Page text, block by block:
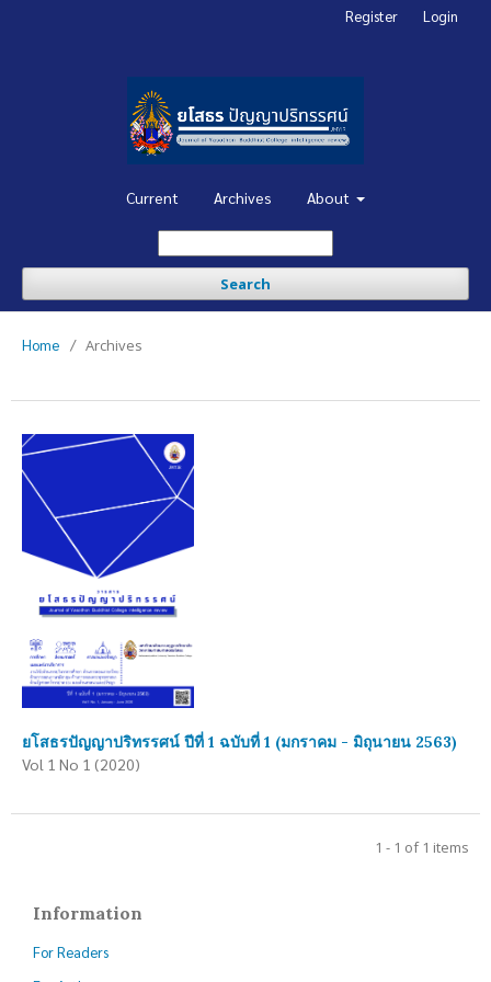
Current Archives About
Search
Register Login
Home / Archives
ยโสธรปัญญาปริทรรศน์ ปีที่ 1 ฉบับที่ 1 (มกราคม - มิถุนายน 2563)
Vol 1 No 1 (2020)
1 - 1 of 1 items
Information
For Readers